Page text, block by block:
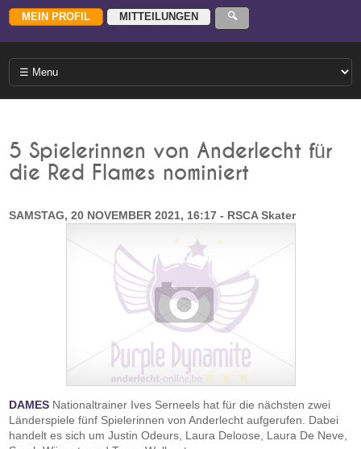
5 Spielerinnen von Anderlecht für
die Red Flames nominiert
SAMSTAG, 20 NOVEMBER 2021, 16:17 - RSCA Skater
DAMES Nationaltrainer Ives Serneels hat für die nächsten zwei
Länderspiele fünf Spielerinnen von Anderlecht aufgerufen. Dabei
handelt es sich um Justin Odeurs, Laura Deloose, Laura De Neve,